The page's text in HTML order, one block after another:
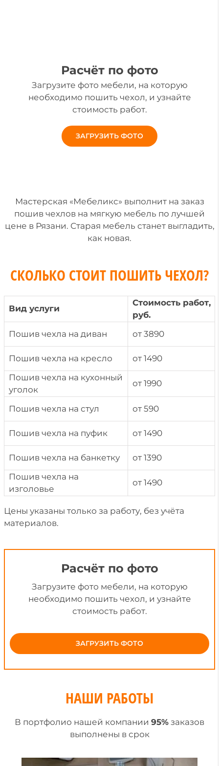
Расчёт по фото
Загрузите фото мебели, на которую
необходимо пошить чехол, и узнайте
стоимость работ.
ЗАГРУЗИТЬ ФОТО
Мастерская «Мебеликс» выполнит на заказ
пошив чехлов на мягкую мебель по лучшей
цене в Рязани. Старая мебель станет выгладить,
как новая.
СКОЛЬКО СТОИТ ПОШИТЬ ЧЕХОЛ?
Вид услуги
Стоимость работ,
руб.
Пошив чехла на диван
от 3890
Пошив чехла на кресло
от 1490
Пошив чехла на кухонный
уголок
от 1990
Пошив чехла на стул от 590
Пошив чехла на пуфик от 1490
Пошив чехла на банкетку
от 1390
Пошив чехла на
изголовье
от 1490
Цены указаны только за работу, без учёта
материалов.
Расчёт по фото
Загрузите фото мебели, на которую
необходимо пошить чехол, и узнайте
стоимость работ.
ЗАГРУЗИТЬ ФОТО
НАШИ РАБОТЫ
В портфолио нашей компании 95% заказов
выполнены в срок